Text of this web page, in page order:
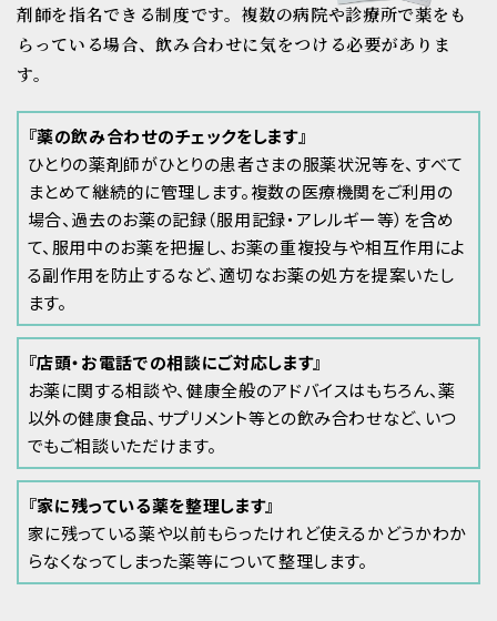
剤師を指名できる制度です。 複数の病院や診療所で薬をも
らっている場合、飲み合わせに気をつける必要がありま
す。
『薬の飲み合わせのチェックをします』
ひとりの薬剤師がひとりの患者さまの服薬状況等を、すべて
まとめて継続的に管理します。複数の医療機関をご利用の
場合、過去のお薬の記録（服用記録・アレルギー等）を含め
て、服用中のお薬を把握し、お薬の重複投与や相互作用によ
る副作用を防止するなど、適切なお薬の処方を提案いたし
ます。
『店頭・お電話での相談にご対応します』
お薬に関する相談や、健康全般のアドバイスはもちろん、薬
以外の健康食品、サプリメント等との飲み合わせなど、いつ
でもご相談いただけます。
『家に残っている薬を整理します』
家に残っている薬や以前もらったけれど使えるかどうかわか
らなくなってしまった薬等について整理します。